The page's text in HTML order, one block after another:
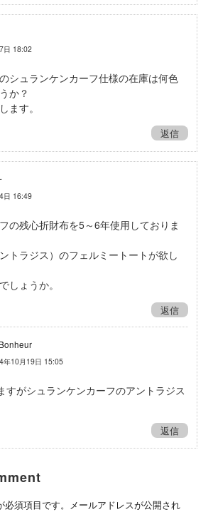
日 18:02
シュランケンカーフ仕様の在庫は何色
か？
ます。
返信
日 16:49
の残心折財布を5～6年使用しておりま
トラジス）のフェルミートートが欲し
しょうか。
返信
年10月19日 15:05
すがシュランケンカーフのアントラジス
返信
必須項目です。メールアドレスが公開され